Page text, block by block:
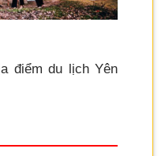
điểm du lịch Yên